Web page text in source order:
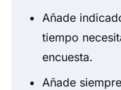
Añade
tiempo
encuesta.
Añade